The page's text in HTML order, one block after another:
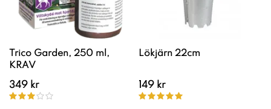
Trico Garden, 250 ml,
KRAV
349 kr
Lökjärn 22cm
149 kr